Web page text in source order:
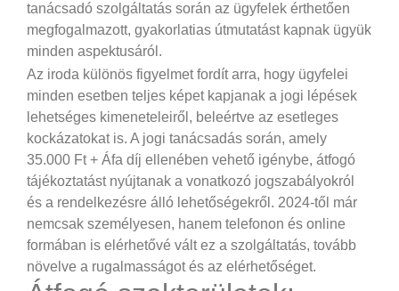
tanácsadó szolgáltatás során az ügyfelek érthetően
megfogalmazott, gyakorlatias útmutatást kapnak ügyük
minden aspektusáról.
Az iroda különös figyelmet fordít arra, hogy ügyfelei
minden esetben teljes képet kapjanak a jogi lépések
lehetséges kimeneteleiről, beleértve az esetleges
kockázatokat is. A jogi tanácsadás során, amely
35.000 Ft + Áfa díj ellenében vehető igénybe, átfogó
tájékoztatást nyújtanak a vonatkozó jogszabályokról
és a rendelkezésre álló lehetőségekről. 2024-től már
nemcsak személyesen, hanem telefonon és online
formában is elérhetővé vált ez a szolgáltatás, tovább
növelve a rugalmasságot és az elérhetőséget.